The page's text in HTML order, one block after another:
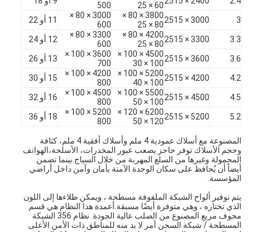
منزل
المنتجات
حول بنا
60 × 25
500
3
3000 × 2515
3800 × 80 ×
80 × 25
3000 × 80 ×
600
11 أو 22
3.3
3300 × 2515
4200 × 80 ×
80 × 25
3300 × 80 ×
600
12 أو 24
3.6
3600 × 2515
4500 × 100 ×
100 × 30
3600 × 100 ×
700
13 أو 26
4.2
4200 × 2515
5200 × 100 ×
100 × 40
4200 × 100 ×
800
15 أو 30
4.5
4500 × 2515
5500 × 100 ×
100 × 50
4500 × 100 ×
800
16 أو 32
5.2
5200 × 2515
6200 × 120 ×
120 × 50
5200 × 100 ×
800
18 أو 36
المصنوعة مع أسلاك عمودية 4 ملم وأسلاك أفقية 4 ملم، كثافة
وحجم الأسلاك توفر حاجز يصعب عبور المخدرات، الأسلحة،الهواتف
المحمولة وغيرها من السلع المهربة من خلال السياج بينما تضمن
أيضاً أن يُحافظ على سكان الوحدة الآمنة بأمان وآمن داخل أراضي
المؤسسة.
يتم توفير ألواح الشبكة الملفوفة مسطحة ، ويمكن طلاءها إلى اللون
الذي تختاره ، وهي متوفرة أيضًا مسبقة.أعمدة هذا النظام هي قسم
مجوف مربع المصنوع من الصلب عالية الجودة. نظام 356 الشبكة
المسطحة / شبكة السجن أمر لا بد منه للمناطق ذات الأمن الأعلى